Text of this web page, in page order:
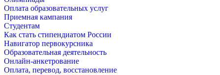
Оплата образовательных услуг
Приемная кампания
Студентам
Как стать стипендиатом России
Навигатор первокурсника
Образовательная деятельность
Онлайн-анкетрование
Оплата, перевод, восстановление